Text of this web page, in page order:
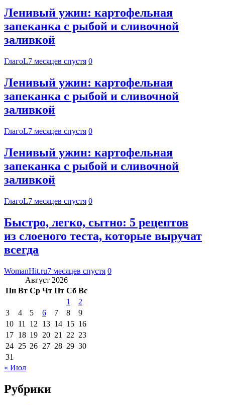
Ленивый ужин: картофельная
запеканка с рыбой и сливочной
заливкой
ГлагоL7 месяцев спустя 0
Ленивый ужин: картофельная
запеканка с рыбой и сливочной
заливкой
ГлагоL7 месяцев спустя 0
Ленивый ужин: картофельная
запеканка с рыбой и сливочной
заливкой
ГлагоL7 месяцев спустя 0
Быстро, легко, сытно: 5 рецептов
из слоеного теста, которые выручат
всегда
WomanHit.ru7 месяцев спустя 0
Август 2026
Пн Вт Ср Чт Пт Сб Вс
1
2
3
4 5 6 7 8
9
10 11 12 13 14 15 16
17 18 19 20 21 22 23
24 25 26 27 28 29 30
31
« Июл
Рубрики